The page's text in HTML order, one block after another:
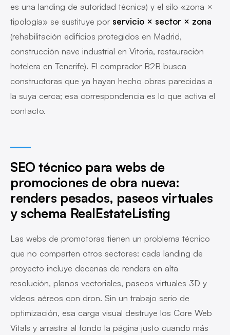
es una landing de autoridad técnica) y el silo «zona ×
tipología» se sustituye por servicio × sector × zona
(rehabilitación edificios protegidos en Madrid,
construcción nave industrial en Vitoria, restauración
hotelera en Tenerife). El comprador B2B busca
constructoras que ya hayan hecho obras parecidas a
la suya cerca; esa correspondencia es lo que activa el
contacto.
SEO técnico para webs de
promociones de obra nueva:
renders pesados, paseos virtuales
y schema RealEstateListing
Las webs de promotoras tienen un problema técnico
que no comparten otros sectores: cada landing de
proyecto incluye decenas de renders en alta
resolución, planos vectoriales, paseos virtuales 3D y
vídeos aéreos con dron. Sin un trabajo serio de
optimización, esa carga visual destruye los Core Web
Vitals y arrastra al fondo la página justo cuando más